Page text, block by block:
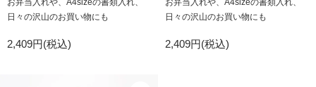
お弁当入れや、A4sizeの書類入れ、
日々の沢山のお買い物にも
2,409円(税込)
お弁当入れや、A4sizeの書類入れ、
日々の沢山のお買い物にも
2,409円(税込)